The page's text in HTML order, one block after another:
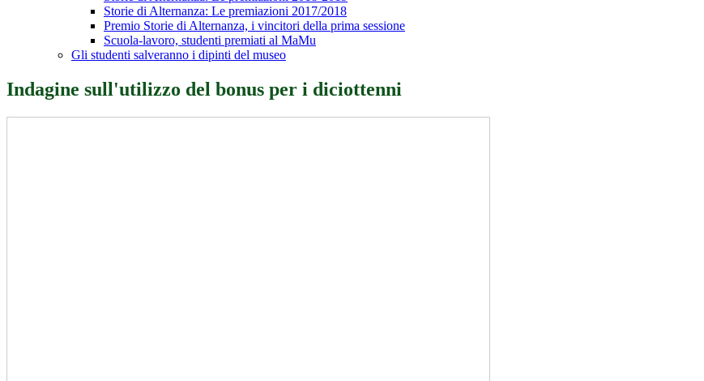
Storie di Alternanza: Le premiazioni 2017/2018
Premio Storie di Alternanza, i vincitori della prima sessione
Scuola-lavoro, studenti premiati al MaMu
Gli studenti salveranno i dipinti del museo
Indagine sull'utilizzo del bonus per i diciottenni